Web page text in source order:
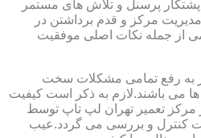
پرسنل و تلاش های مستمر
مرکز و قدم برداشتن در
از جمله نکات اصلی موفقیت
به رفع تمامی مشکلات سخت
می باشند.لازم به ذکر است کیفیت
تعمیر تهران لپ تاپ توسط
کنترل و بررسی می گردد.عیب